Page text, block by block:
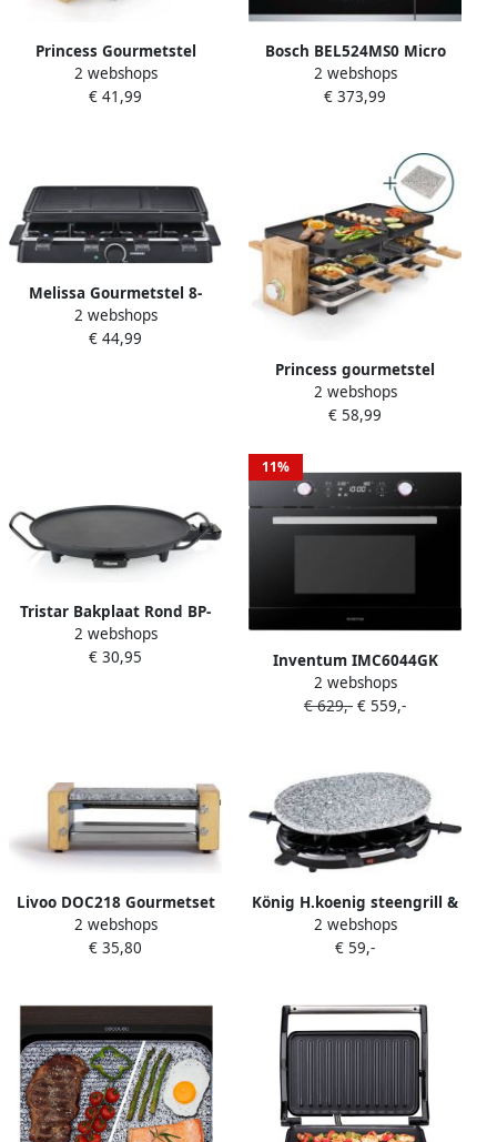
Princess Gourmetstel
162950 Raclette Pure 4
personen Grill & Bakplaat
aanbaklaag Bamboe
2 webshops
€ 41,99
Bosch BEL524MS0 Micro
ondes grill encastrable inox
20 L 800 W Grill 1000 W
2 webshops
€ 373,99
Melissa Gourmetstel 8-
Persoons Raclette met
Grillplaat en Grillsteen
2 webshops
€ 44,99
Princess gourmetstel
162955 Raclette en
Steengrill Pure 8 Bamboe
1300W 2 grillplaten en
extra Steengrill 8 pannetjes
2 meter snoer Parking deck
voor ongebruikte pannetjes
2 webshops
€ 58,99
Tristar Bakplaat Rond BP-
2787 – Gourmet bakplaat
voor op tafel Grillplaat
2 webshops
€ 30,95
11%
Inventum IMC6044GK
Inbouw combi-oven
Hetelucht Magnetron Grill
2 webshops
€ 629,- € 559,-
Livoo DOC218 Gourmetset
2-in-1 2 Pannetjes
2 webshops
€ 35,80
König H.koenig steengrill &
gourmet 8 pers.
2 webshops
€ 59,-